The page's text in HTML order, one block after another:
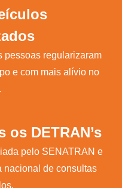
pessoas regularizaram
e com mais alívio no
os DETRAN’s
pelo SENATRAN e
nacional de consultas